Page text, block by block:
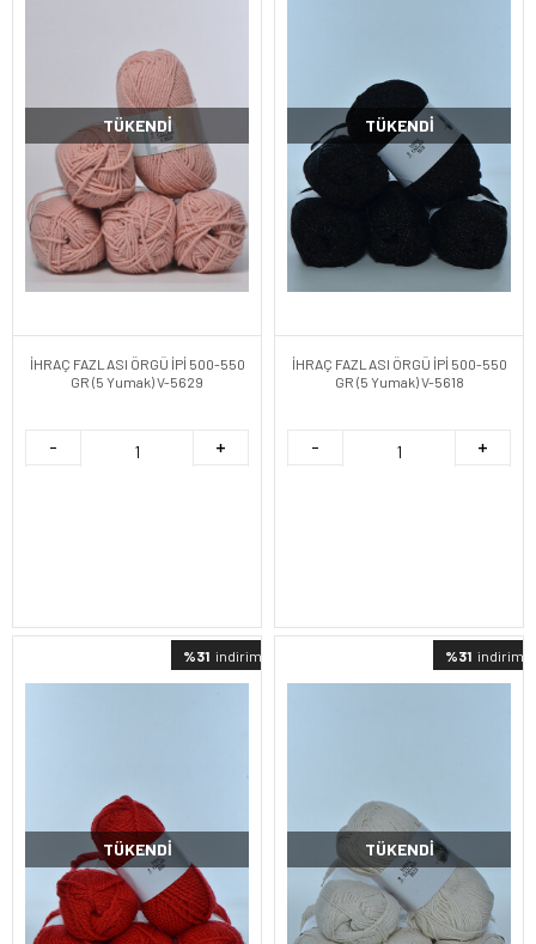
TÜKENDI
İHRAÇ FAZLASI ÖRGÜ İPİ 500-550
GR (5 Yumak) V-5629
TÜKENDI
İHRAÇ FAZLASI ÖRGÜ İPİ 500-550
GR (5 Yumak) V-5618
%31 indirimli
TÜKENDI
%31 indirimli
TÜKENDI